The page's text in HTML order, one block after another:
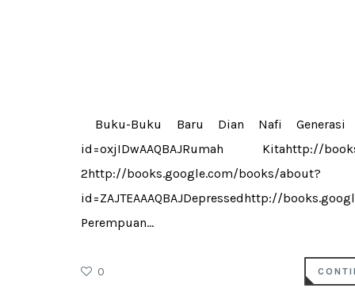
Buku-Buku Baru Dian Nafi Generasi
id=oxjIDwAAQBAJRumah Kitahttp://
2http://books.google.com/books/about?
id=ZAJTEAAAQBAJDepressedhttp://
Perempuan...
0